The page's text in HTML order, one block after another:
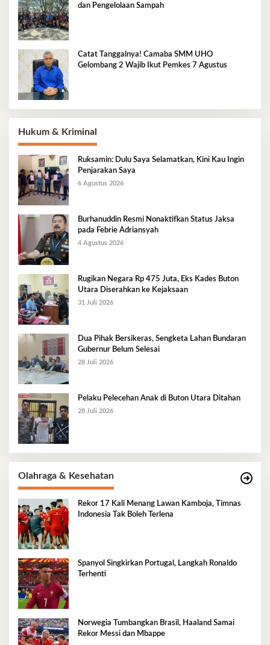
dan Pengelolaan Sampah
Catat Tanggalnya! Camaba SMM UHO
Gelombang 2 Wajib Ikut Pemkes 7 Agustus
Hukum & Kriminal
Ruksamin: Dulu Saya Selamatkan, Kini Kau Ingin
Penjarakan Saya
6 Agustus 2026
Burhanuddin Resmi Nonaktifkan Status Jaksa
pada Febrie Adriansyah
4 Agustus 2026
Rugikan Negara Rp 475 Juta, Eks Kades Buton
Utara Diserahkan ke Kejaksaan
31 Juli 2026
Dua Pihak Bersikeras, Sengketa Lahan Bundaran
Gubernur Belum Selesai
28 Juli 2026
Pelaku Pelecehan Anak di Buton Utara Ditahan
28 Juli 2026
Olahraga & Kesehatan
Rekor 17 Kali Menang Lawan Kamboja, Timnas
Indonesia Tak Boleh Terlena
Spanyol Singkirkan Portugal, Langkah Ronaldo
Terhenti
Norwegia Tumbangkan Brasil, Haaland Samai
Rekor Messi dan Mbappe